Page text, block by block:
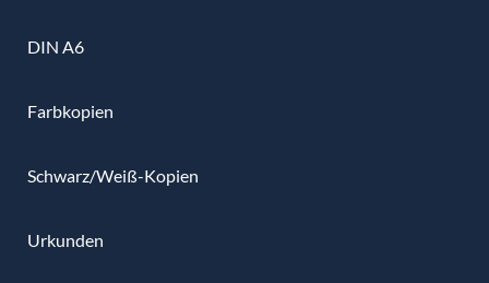
DIN A6
Farbkopien
Schwarz/Weiß-Kopien
Urkunden